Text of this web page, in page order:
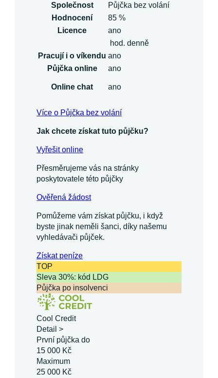
Společnost
Půjčka bez volání
Hodnocení
85 %
Licence
ano
hod. denně
Pracují i o víkendu ano
Půjčka online
ano
Online chat ano
Více o Půjčka bez volání
Jak chcete získat tuto půjčku?
Vyřešit online
Přesměrujeme vás na stránky
poskytovatele této půjčky
Ověřená žádost
Pomůžeme vám získat půjčku, i když
byste jinak neměli šanci, díky našemu
vyhledávači půjček.
Získatpeníze
TOP
Sleva 30%: kód LDG
Půjčka po insolvenci
Cool Credit
Detail >
První půjčka do
15 000 Kč
Maximum
25 000 Kč